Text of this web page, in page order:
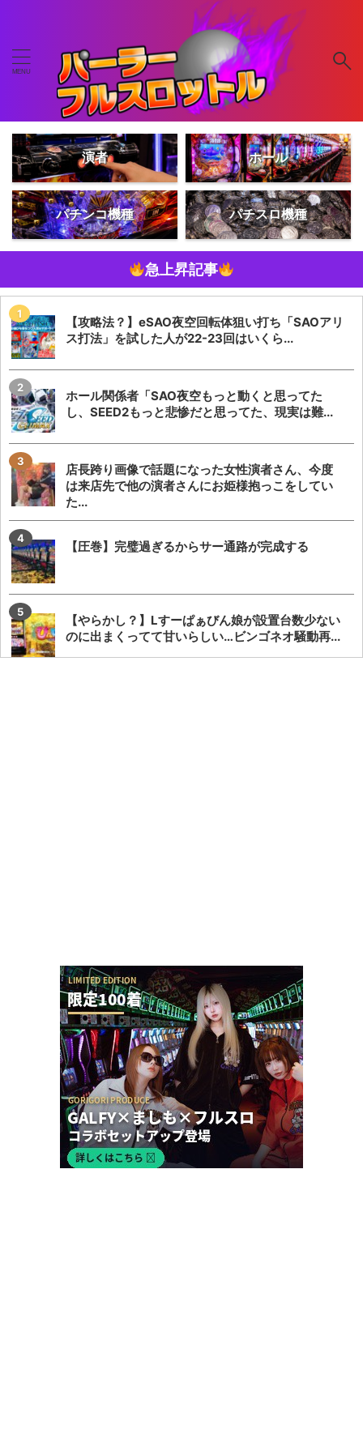
演者 ホール
パチンコ機種 パチスロ機種
急上昇記事
【攻略法？】eSAO夜空回転体狙い打ち「SAOアリ
ス打法」を試した人が22-23回はいくら...
ホール関係者「SAO夜空もっと動くと思ってた
し、SEED2もっと悲惨だと思ってた、現実は難...
店長跨り画像で話題になった女性演者さん、今度
は来店先で他の演者さんにお姫様抱っこをしてい
た...
【圧巻】完璧過ぎるからサー通路が完成する
【やらかし？】Lすーぱぁびん娘が設置台数少ない
のに出まくってて甘いらしい…ビンゴネオ騒動再...
ガンダムSEEDクライマックスのカラミティリーチ
からの全回転の流れが素晴らしすぎると話題に